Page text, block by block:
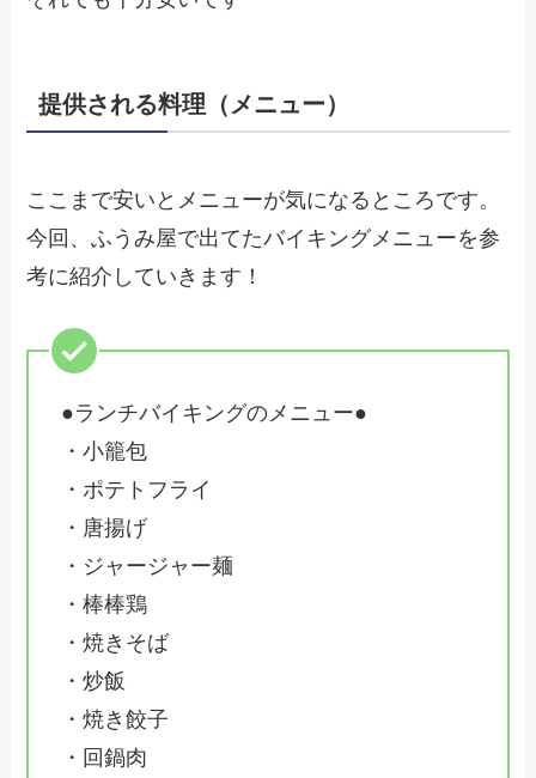
提供される料理（メニュー）
ここまで安いとメニューが気になるところです。
今回、ふうみ屋で出てたバイキングメニューを参
考に紹介していきます！
●ランチバイキングのメニュー●
・小籠包
・ポテトフライ
・唐揚げ
・ジャージャー麺
・棒棒鶏
・焼きそば
・炒飯
・焼き餃子
・回鍋肉